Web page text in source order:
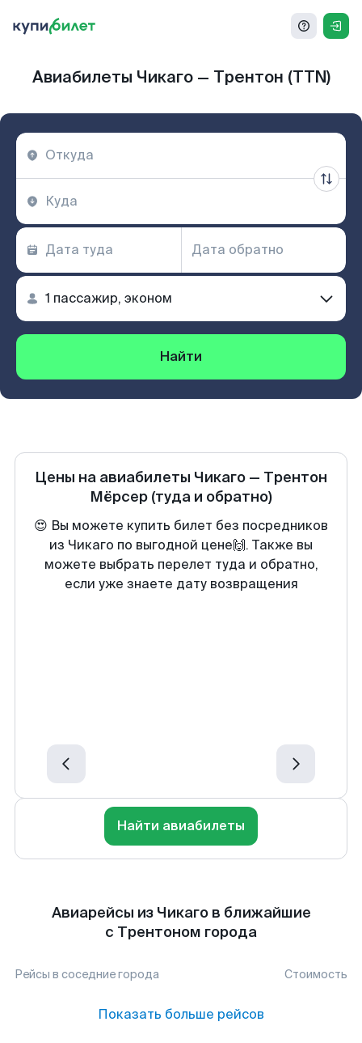
Авиабилеты Чикаго — Трентон (TTN)
Найти
Цены на авиабилеты Чикаго — Трентон
Мёрсер (туда и обратно)
😍 Вы можете купить билет без посредников
из Чикаго по выгодной цене🙌. Также вы
можете выбрать перелет туда и обратно,
если уже знаете дату возвращения
Найти авиабилеты
Авиарейсы из Чикаго в ближайшие
с Трентоном города
Рейсы в соседние города Стоимость
Показать больше рейсов